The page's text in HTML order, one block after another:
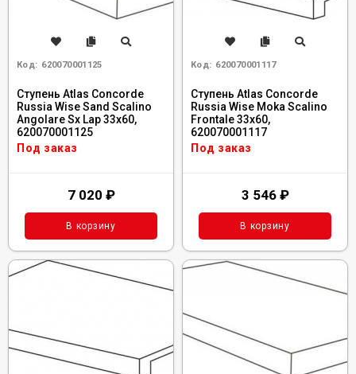
Код: 620070001125
Ступень Atlas Concorde
Russia Wise Sand Scalino
Angolare Sx Lap 33x60,
620070001125
Под заказ
7 020 ₽
В корзину
Код: 620070001117
Ступень Atlas Concorde
Russia Wise Moka Scalino
Frontale 33x60,
620070001117
Под заказ
3 546 ₽
В корзину